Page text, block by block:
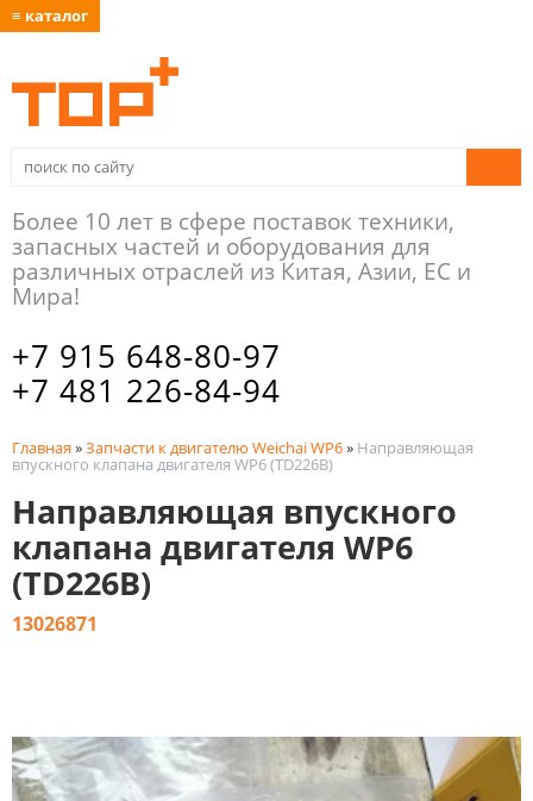
≡ каталог
Более 10 лет в сфере поставок техники,
запасных частей и оборудования для
различных отраслей из Китая, Азии, ЕС и
Мира!
+7 915 648-80-97
+7 481 226-84-94
Главная »Запчасти к двигателю Weichai WP6» Направляющая
впускного клапана двигателя WP6 (TD226B)
Направляющая впускного
клапана двигателя WP6
(TD226B)
13026871